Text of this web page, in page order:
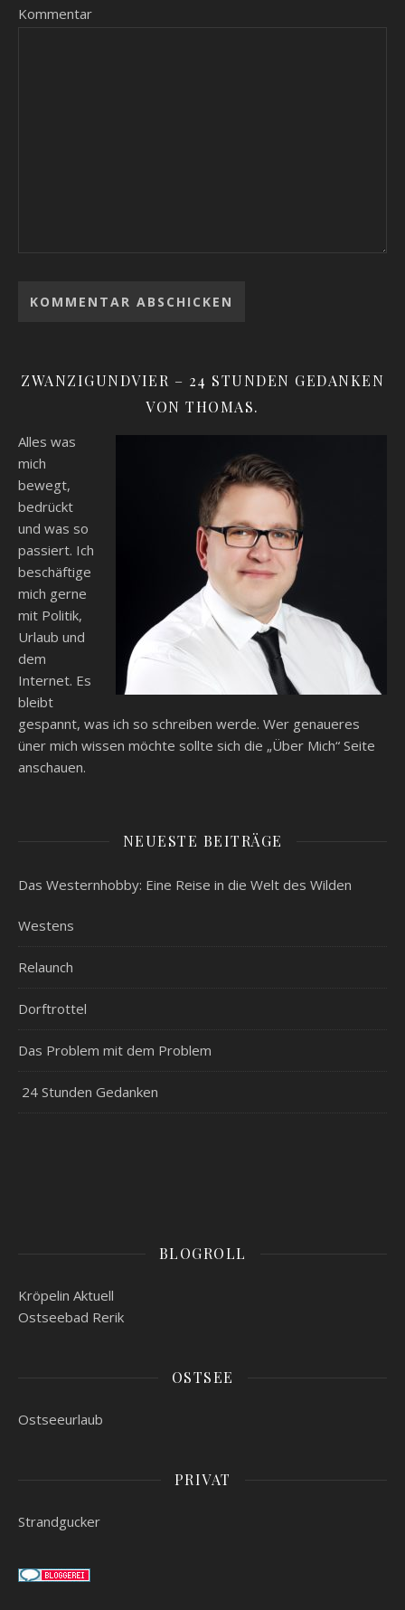
Kommentar
ZWANZIGUNDVIER – 24 STUNDEN GEDANKEN
VON THOMAS.
Alles was
mich
bewegt,
bedrückt
und was so
passiert. Ich
beschäftige
mich gerne
mit Politik,
Urlaub und
dem
Internet. Es
bleibt
gespannt, was ich so schreiben werde. Wer genaueres
üner mich wissen möchte sollte sich die „Über Mich“ Seite
anschauen.
NEUESTE BEITRÄGE
Das Westernhobby: Eine Reise in die Welt des Wilden
Westens
Relaunch
Dorftrottel
Das Problem mit dem Problem
24 Stunden Gedanken
BLOGROLL
Kröpelin Aktuell
Ostseebad Rerik
OSTSEE
Ostseeurlaub
PRIVAT
Strandgucker